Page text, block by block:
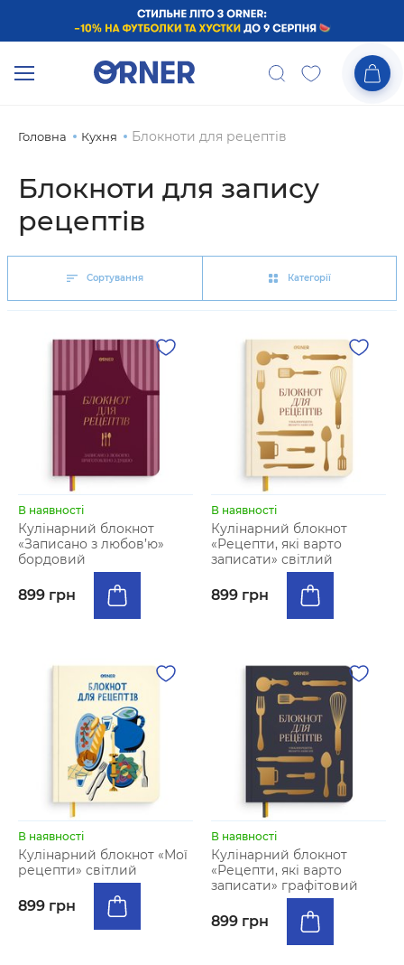
Головна Кухня Блокноти для рецептів
Блокноти для запису
рецептів
Сортування Категорії
В наявності
Кулінарний блокнот
«Записано з любов’ю»
бордовий
899 грн
В наявності
Кулінарний блокнот
«Рецепти, які варто
записати» світлий
899 грн
В наявності
Кулінарний блокнот «Мої
рецепти» світлий
899 грн
В наявності
Кулінарний блокнот
«Рецепти, які варто
записати» графітовий
899 грн